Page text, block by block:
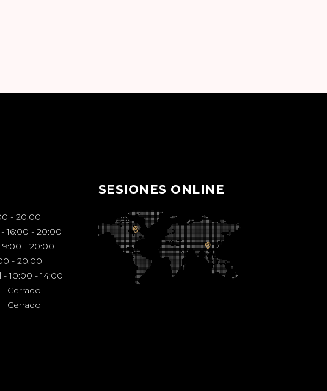
- 20:00
16:00 - 20:00
9:00 - 20:00
- 20:00
- 10:00 - 14:00
Cerrado
Cerrado
SESIONES ONLINE